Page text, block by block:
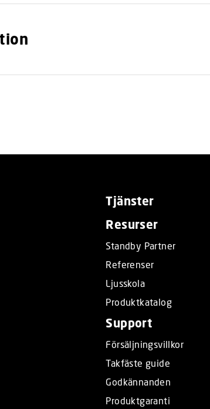
Tjänster
Resurser
Standby Partner
Referenser
Ljusskola
Produktkatalog
Support
Försäljningsvillkor
Takfäste guide
Godkännanden
Produktgaranti